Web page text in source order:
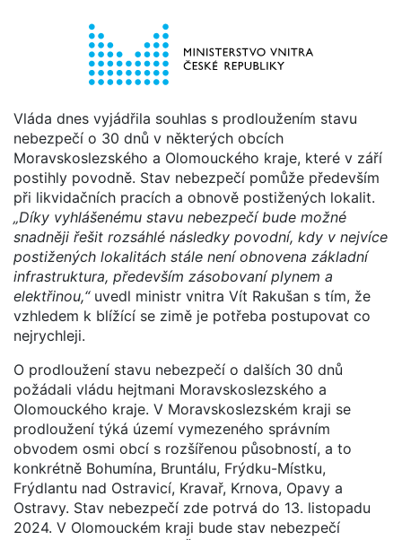
Vláda dnes vyjádřila souhlas s prodloužením stavu
nebezpečí o 30 dnů v některých obcích
Moravskoslezského a Olomouckého kraje, které v září
postihly povodně. Stav nebezpečí pomůže především
při likvidačních pracích a obnově postižených lokalit.
„Díky vyhlášenému stavu nebezpečí bude možné
snadněji řešit rozsáhlé následky povodní, kdy v nejvíce
postižených lokalitách stále není obnovena základní
infrastruktura, především zásobovaní plynem a
elektřinou,“uvedl ministr vnitra Vít Rakušan s tím, že
vzhledem k blížící se zimě je potřeba postupovat co
nejrychleji.
O prodloužení stavu nebezpečí o dalších 30 dnů
požádali vládu hejtmani Moravskoslezského a
Olomouckého kraje. V Moravskoslezském kraji se
prodloužení týká území vymezeného správním
obvodem osmi obcí s rozšířenou působností, a to
konkrétně Bohumína, Bruntálu, Frýdku-Místku,
Frýdlantu nad Ostravicí, Kravař, Krnova, Opavy a
Ostravy. Stav nebezpečí zde potrvá do 13. listopadu
2024. V Olomouckém kraji bude stav nebezpečí